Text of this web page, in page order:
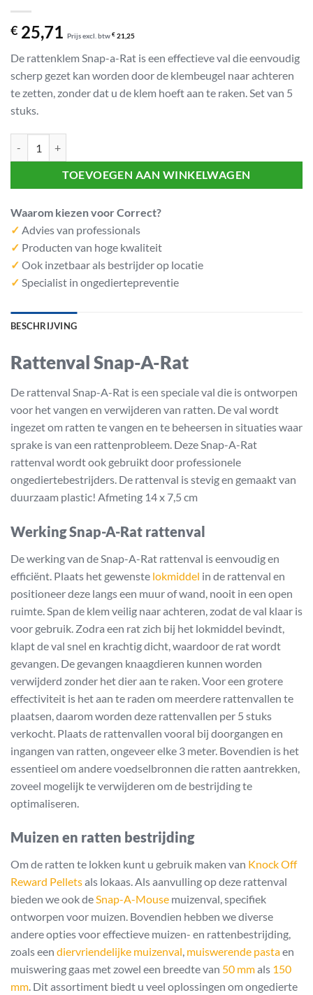
€ 25,71 Prijs excl. btw € 21,25
De rattenklem Snap-a-Rat is een effectieve val die eenvoudig
scherp gezet kan worden door de klembeugel naar achteren
te zetten, zonder dat u de klem hoeft aan te raken. Set van 5
stuks.
TOEVOEGEN AAN WINKELWAGEN
Waarom kiezen voor Correct?
✓ Advies van professionals
✓ Producten van hoge kwaliteit
✓ Ook inzetbaar als bestrijder op locatie
✓ Specialist in ongediertepreventie
BESCHRIJVING
Rattenval Snap-A-Rat
De rattenval Snap-A-Rat is een speciale val die is ontworpen
voor het vangen en verwijderen van ratten. De val wordt
ingezet om ratten te vangen en te beheersen in situaties waar
sprake is van een rattenprobleem. Deze Snap-A-Rat
rattenval wordt ook gebruikt door professionele
ongediertebestrijders. De rattenval is stevig en gemaakt van
duurzaam plastic! Afmeting 14 x 7,5 cm
Werking Snap-A-Rat rattenval
De werking van de Snap-A-Rat rattenval is eenvoudig en
efficiënt. Plaats het gewenste lokmiddel in de rattenval en
positioneer deze langs een muur of wand, nooit in een open
ruimte. Span de klem veilig naar achteren, zodat de val klaar is
voor gebruik. Zodra een rat zich bij het lokmiddel bevindt,
klapt de val snel en krachtig dicht, waardoor de rat wordt
gevangen. De gevangen knaagdieren kunnen worden
verwijderd zonder het dier aan te raken. Voor een grotere
effectiviteit is het aan te raden om meerdere rattenvallen te
plaatsen, daarom worden deze rattenvallen per 5 stuks
verkocht. Plaats de rattenvallen vooral bij doorgangen en
ingangen van ratten, ongeveer elke 3 meter. Bovendien is het
essentieel om andere voedselbronnen die ratten aantrekken,
zoveel mogelijk te verwijderen om de bestrijding te
optimaliseren.
Muizen en ratten bestrijding
Om de ratten te lokken kunt u gebruik maken van Knock Off
Reward Pelletsals lokaas. Als aanvulling op deze rattenval
bieden we ook deSnap-A-Mouse muizenval, specifiek
ontworpen voor muizen. Bovendien hebben we diverse
andere opties voor effectieve muizen- en rattenbestrijding,
zoals een diervriendelijke muizenval, muiswerende pastaen
muiswering gaas met zowel een breedte van 50 mmals 150
mm. Dit assortiment biedt u veel oplossingen om ongedierte